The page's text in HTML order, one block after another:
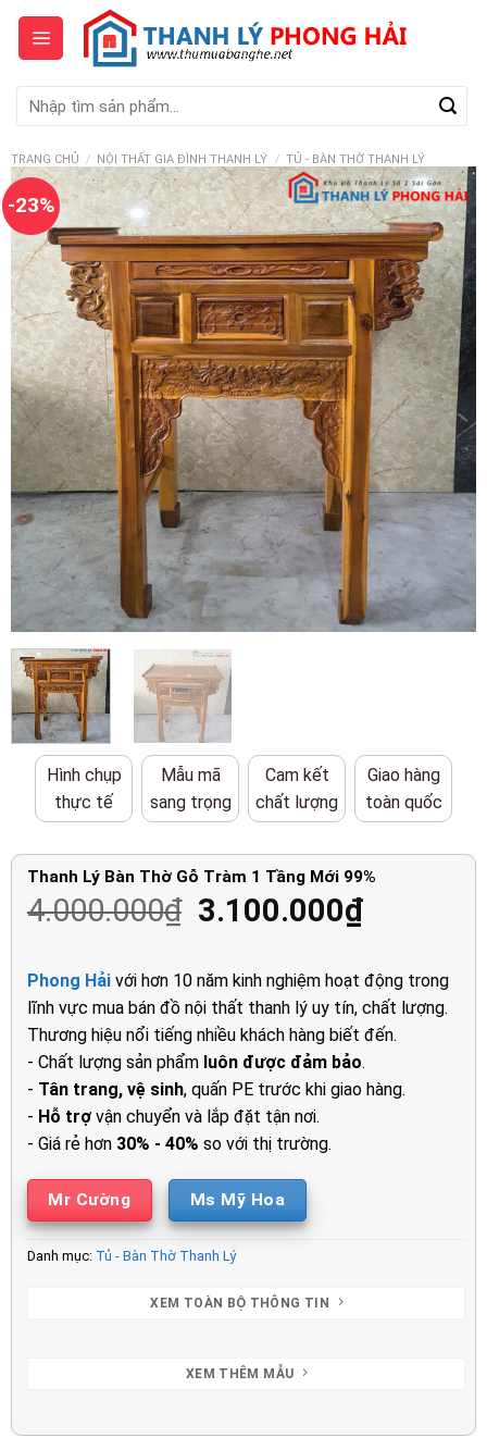
Skip
content
kiếm:
TRANG CHỦ / NỘI THẤT GIA ĐÌNH THANH LÝ / TỦ - BÀN THỜ THANH LÝ
-23%
Hình chụp
thực tế
Mẫu mã
sang trọng
Cam kết
chất lượng
Giao hàng
toàn quốc
Thanh Lý Bàn Thờ Gỗ Tràm 1 Tầng Mới 99%
4.000.000₫ Giá
là:
4.000.000₫.
3.100.000₫Giá
tại
là:
Phong Hảivới hơn 10 năm kinh nghiệm hoạt động trong
lĩnh vực mua bán đồ nội thất thanh lý uy tín, chất lượng.
Thương hiệu nổi tiếng nhiều khách hàng biết đến.
- Chất lượng sản phẩm luôn được đảm bảo.
- Tân trang, vệ sinh, quấn PE trước khi giao hàng.
- Hỗ trợvận chuyển và lắp đặt tận nơi.
- Giá rẻ hơn 30% - 40% so với thị trường.
Mr Cường Ms Mỹ Hoa
Danh mục: Tủ - Bàn Thờ Thanh Lý
XEM TOÀN BỘ THÔNG TIN
XEM THÊM MẪU